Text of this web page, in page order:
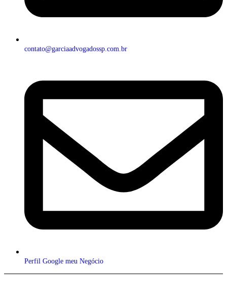
contato@garciaadvogadossp.com.br
Perfil Google meu Negócio